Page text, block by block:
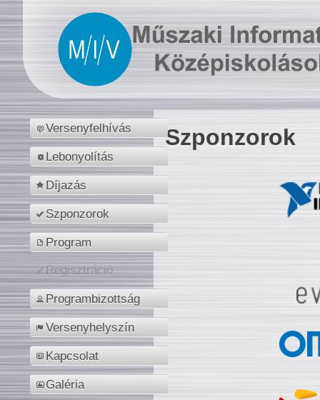
Versenyfelhívás
Lebonyolítás
Díjazás
Szponzorok
Program
Regisztráció
Programbizottság
Versenyhelyszín
Kapcsolat
Galéria
Szponzorok